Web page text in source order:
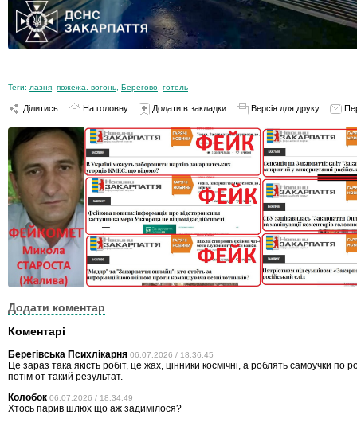
Теги: лазня пожежа. вогонь Берегово готель
Ділитись На головну Додати в закладки Версія для друку
Додати коментар
Коментарі
Берегівська Психлікарня 06.07.2026 / 18:36:45
Це зараз така якість робіт, це жах, цінники космічні, а роблять самоучки по
потім от такий результат.
Колобок 06.07.2026 / 18:34:49
Хтось парив шлюх що аж задимілося?